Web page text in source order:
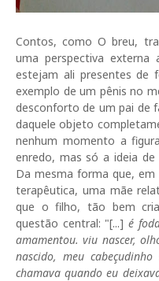
Contos, como O breu,
uma perspectiva externa
estejam ali presentes
exemplo de um pênis no
desconforto de um pai de
daquele objeto
nenhum momento a
enredo, mas só a ideia
Da mesma forma que,
terapêutica, uma mãe
que o filho, tão bem
questão central: "[...]é
amamentou. viu nascer,
nascido, meu
chamava quando eu